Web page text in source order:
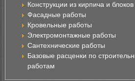
Конструкции из кирпича и блоков
Фасадные работы
Кровельные работы
Электромонтажные работы
Сантехнические работы
Базовые расценки по
работам